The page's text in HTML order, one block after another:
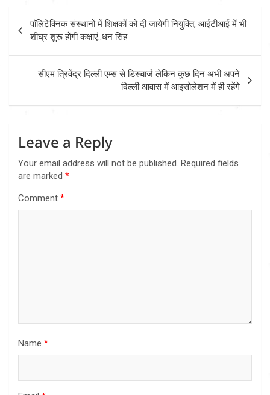
Post
navigation
पाॅलिटेक्निक संस्थानों में शिक्षकों को दी जायेगी नियुक्ति, आईटीआई में भी
शीघ्र शुरू होंगी कक्षाएं..धन सिंह
सीएम त्रिवेंद्र दिल्ली एम्स से डिस्चार्ज लेकिन कुछ दिन अभी अपने
दिल्ली आवास में आइसोलेशन में ही रहेंगे
Leave a Reply
Your email address will not be published. Required fields
are marked *
Comment *
Name *